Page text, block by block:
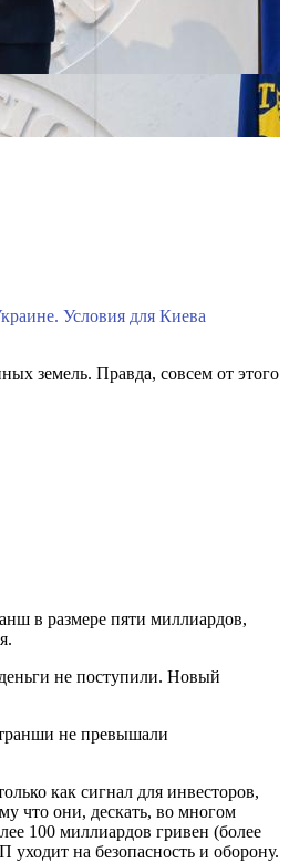
Условия для Киева
земель. Правда, совсем от этого
в размере пяти миллиардов,
не поступили. Новый
не превышали
как сигнал для инвесторов,
что они, дескать, во многом
100 миллиардов гривен (более
на безопасность и оборону.